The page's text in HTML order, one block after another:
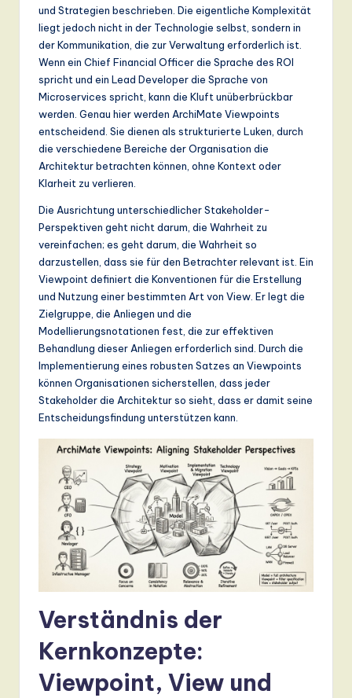
T
d
in
A
S
o
ft
w
ig
it
und Strategien beschrieben. Die eigentliche Komplexität
liegt jedoch nicht in der Technologie selbst, sondern in
der Kommunikation, die zur Verwaltung erforderlich ist.
Wenn ein Chief Financial Officer die Sprache des ROI
spricht und ein Lead Developer die Sprache von
Microservices spricht, kann die Kluft unüberbrückbar
werden. Genau hier werden ArchiMate Viewpoints
entscheidend. Sie dienen als strukturierte Luken, durch
die verschiedene Bereiche der Organisation die
Architektur betrachten können, ohne Kontext oder
Klarheit zu verlieren.
Die Ausrichtung unterschiedlicher Stakeholder-
Perspektiven geht nicht darum, die Wahrheit zu
vereinfachen; es geht darum, die Wahrheit so
darzustellen, dass sie für den Betrachter relevant ist. Ein
Viewpoint definiert die Konventionen für die Erstellung
und Nutzung einer bestimmten Art von View. Er legt die
Zielgruppe, die Anliegen und die
Modellierungsnotationen fest, die zur effektiven
Behandlung dieser Anliegen erforderlich sind. Durch die
Implementierung eines robusten Satzes an Viewpoints
können Organisationen sicherstellen, dass jeder
Stakeholder die Architektur so sieht, dass er damit seine
Entscheidungsfindung unterstützen kann.
Verständnis der
Kernkonzepte:
Viewpoint, View und